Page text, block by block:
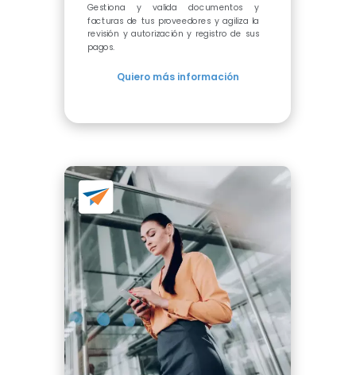
Gestiona y valida documentos y
facturas de tus proveedores y agiliza la
revisión y autorización y registro de sus
pagos.
Quiero más información